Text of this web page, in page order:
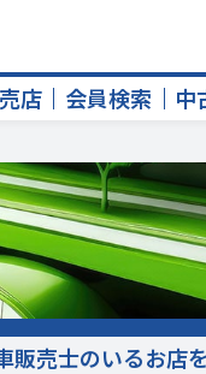
店 会員検索 中
販売士のいるお店